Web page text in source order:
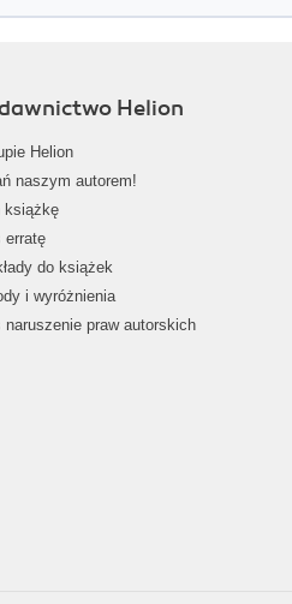
Helion
Helion
naszym autorem!
książkę
erratę
do książek
i wyróżnienia
naruszenie praw autorskich